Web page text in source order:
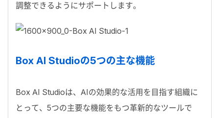
調整できるようにサポートします。
Box AI Studioの5つの主な機能
Box AI Studioは、AIの効果的な活用を目指す組織に
とって、5つの主要な機能をもつ革新的なツールで